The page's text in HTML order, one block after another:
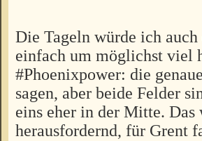
Die Tageln würde ich
einfach um möglichst viel
#Phoenixpower: die
sagen, aber beide Felder
eins eher in der Mitte. Das
herausfordernd, für Grent